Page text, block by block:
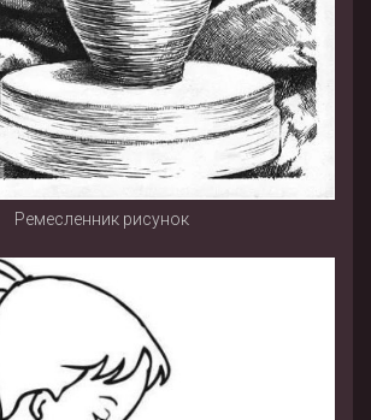
Ремесленник рисунок